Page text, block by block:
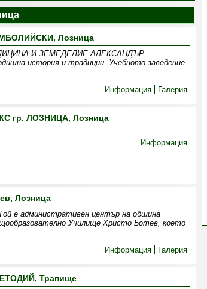
Лозница
И ЗЕМЕДЕЛИЕ АЛЕКСАНДЪР
история и традиции. Учебното заведение
Информация
Галерия
гр. ЛОЗНИЦА, Лозница
Информация
Лозница
е административен център на община
Училище Христо Ботев, което
Информация
Галерия
Трапище